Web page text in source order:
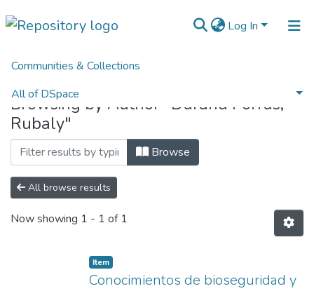
Log In
Communities & Collections
All of DSpace
Normativas
Home Browse by Author
Browsing by Author "Durand Porras,
Rubaly"
Browse
All browse results
Now showing 1 - 1 of 1
Item
Conocimientos de bioseguridad y